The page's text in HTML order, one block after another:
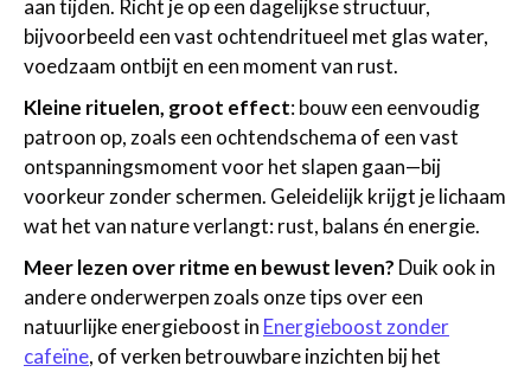
aan tijden. Richt je op een dagelijkse structuur,
bijvoorbeeld een vast ochtendritueel met glas water,
voedzaam ontbijt en een moment van rust.
Kleine rituelen, groot effect: bouw een eenvoudig
patroon op, zoals een ochtendschema of een vast
ontspanningsmoment voor het slapen gaan—bij
voorkeur zonder schermen. Geleidelijk krijgt je lichaam
wat het van nature verlangt: rust, balans én energie.
Meer lezen over ritme en bewust leven? Duik ook in
andere onderwerpen zoals onze tips over een
natuurlijke energieboost in Energieboost zonder
cafeïne, of verken betrouwbare inzichten bij het